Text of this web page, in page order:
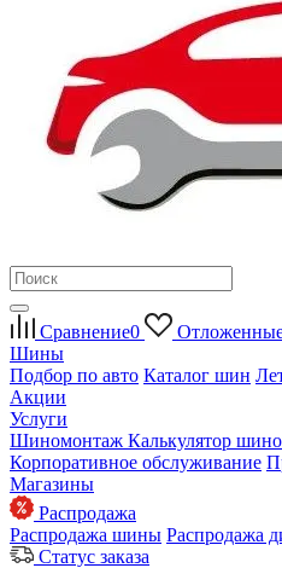
Сравнение0
Шины
Подбор по авто Каталог шин
Акции
Услуги
Шиномонтаж Калькулятор
Корпоративное обслуживание
Магазины
Распродажа
Распродажа шины Распродажа
Статус заказа